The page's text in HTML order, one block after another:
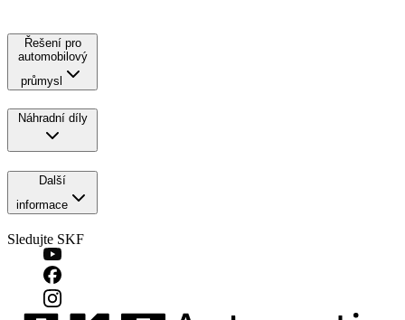
Řešení pro
automobilový
průmysl
Náhradní díly
Další
informace
Sledujte SKF